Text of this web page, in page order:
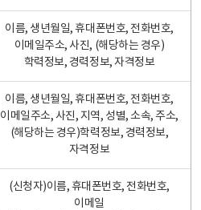
이름, 생년월일, 휴대폰번호, 전화번호,
이메일주소, 사진, (해당하는 경우)
학력정보, 경력정보, 자격정보
이름, 생년월일, 휴대폰번호, 전화번호,
이메일주소, 사진, 지역, 성별, 소속, 주소,
(해당하는 경우)학력정보, 경력정보,
자격정보
(신청자)이름, 휴대폰번호, 전화번호,
이메일